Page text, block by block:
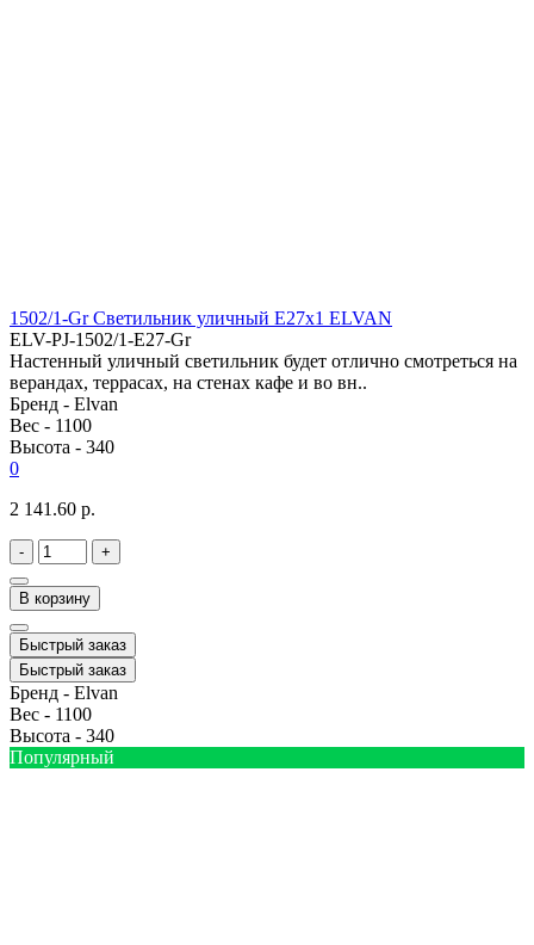
1502/1-Gr Светильник уличный E27x1 ELVAN
ELV-PJ-1502/1-E27-Gr
Настенный уличный светильник будет отлично смотреться на
верандах, террасах, на стенах кафе и во вн..
Бренд - Elvan
Вес - 1100
Высота - 340
0
2 141.60 р.
- +
В корзину
Быстрый заказ
Быстрый заказ
Бренд - Elvan
Вес - 1100
Высота - 340
Популярный